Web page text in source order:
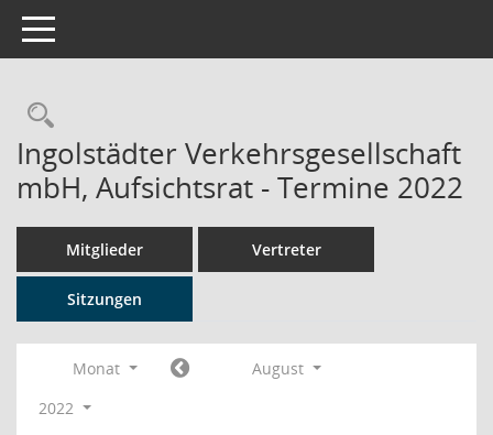
Toggle navigation
Rechercheauswahl
Ingolstädter Verkehrsgesellschaft
mbH, Aufsichtsrat - Termine 2022
Mitglieder Vertreter
Sitzungen
Monat
August
2022